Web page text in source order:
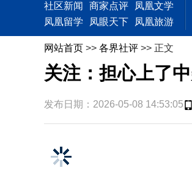
社区新闻
商家点评
凤凰文学
凤凰留学
凤眼天下 凤凰旅游
网站首页 >> 各界社评 >> 正文
关注：担心上了
发布日期：2026-05-08 14:53:05